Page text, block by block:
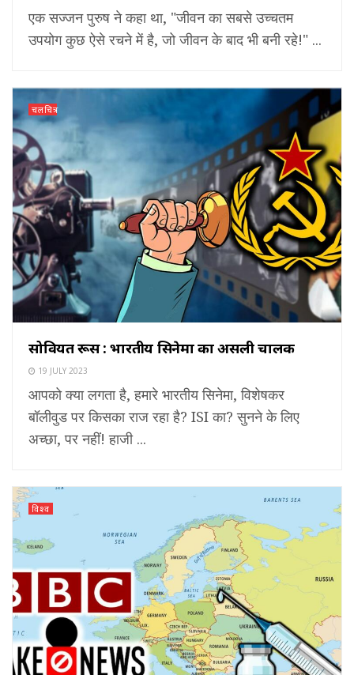
एक सज्जन पुरुष ने कहा था, "जीवन का सबसे उच्चतम
उपयोग कुछ ऐसे रचने में है, जो जीवन के बाद भी बनी रहे!" ...
चलचित्र
सोवियत रूस : भारतीय सिनेमा का असली चालक
19 JULY 2023
आपको क्या लगता है, हमारे भारतीय सिनेमा, विशेषकर
बॉलीवुड पर किसका राज रहा है? ISI का? सुनने के लिए
अच्छा, पर नहीं! हाजी ...
विश्व